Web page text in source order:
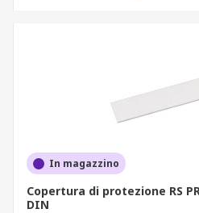
In magazzino
Copertura di protezione RS
DIN